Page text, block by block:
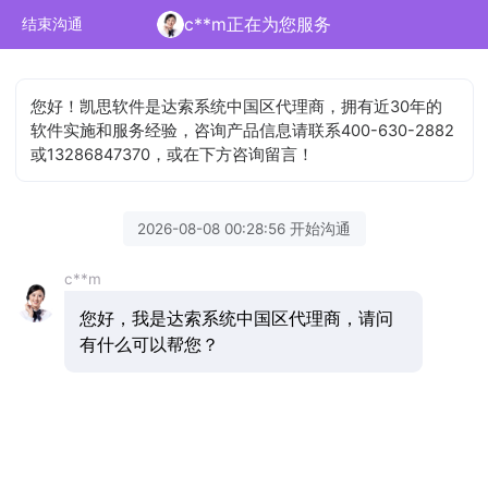
结束沟通 c**m正在为您服务
您好！凯思软件是达索系统中国区代理商，拥有近30年的
软件实施和服务经验，咨询产品信息请联系400-630-2882
或13286847370，或在下方咨询留言！
2026-08-08 00:28:56 开始沟通
c**m
您好，我是达索系统中国区代理商，请问
有什么可以帮您？